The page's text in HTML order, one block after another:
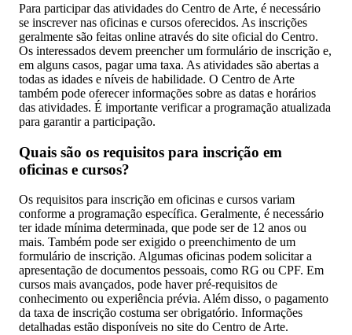
Para participar das atividades do Centro de Arte, é necessário
se inscrever nas oficinas e cursos oferecidos. As inscrições
geralmente são feitas online através do site oficial do Centro.
Os interessados devem preencher um formulário de inscrição e,
em alguns casos, pagar uma taxa. As atividades são abertas a
todas as idades e níveis de habilidade. O Centro de Arte
também pode oferecer informações sobre as datas e horários
das atividades. É importante verificar a programação atualizada
para garantir a participação.
Quais são os requisitos para inscrição em
oficinas e cursos?
Os requisitos para inscrição em oficinas e cursos variam
conforme a programação específica. Geralmente, é necessário
ter idade mínima determinada, que pode ser de 12 anos ou
mais. Também pode ser exigido o preenchimento de um
formulário de inscrição. Algumas oficinas podem solicitar a
apresentação de documentos pessoais, como RG ou CPF. Em
cursos mais avançados, pode haver pré-requisitos de
conhecimento ou experiência prévia. Além disso, o pagamento
da taxa de inscrição costuma ser obrigatório. Informações
detalhadas estão disponíveis no site do Centro de Arte.